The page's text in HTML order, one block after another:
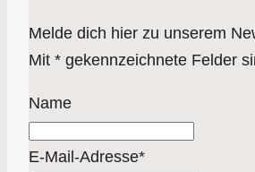
Melde dich hier zu unserem
Mit * gekennzeichnete Felder
Name
E-Mail-Adresse*